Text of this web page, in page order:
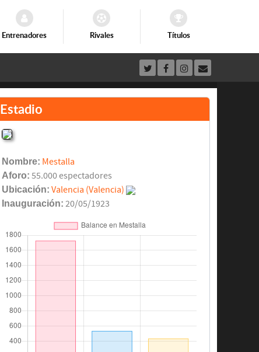
Entrenadores Rivales Títulos
Estadio
Nombre: Mestalla
Aforo: 55.000 espectadores
Ubicación: Valencia (Valencia)
Inauguración: 20/05/1923